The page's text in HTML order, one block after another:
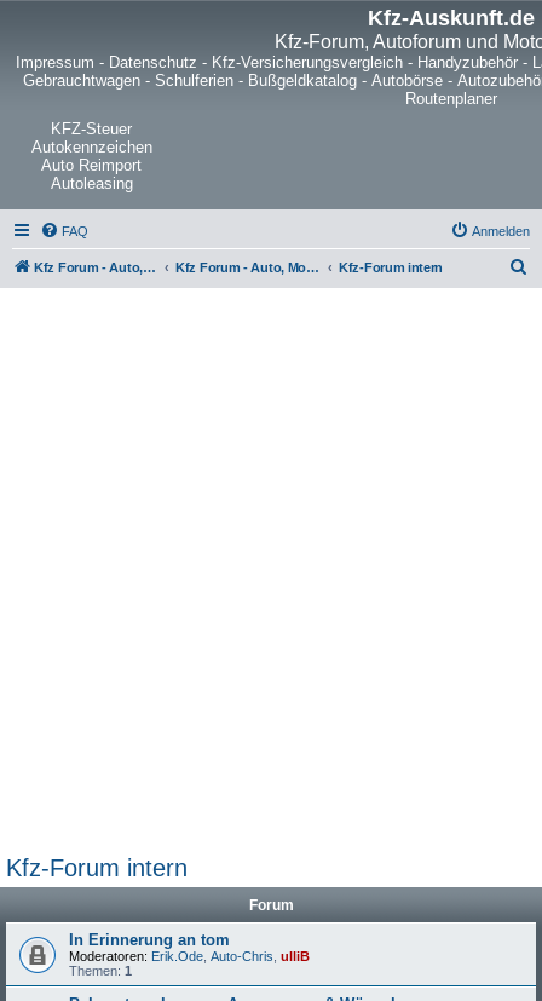
Kfz-Auskunft.de
Kfz-Forum, Autoforum und
Impressum - Datenschutz - Kfz-Versicherungsvergleich - Handyzubehör -
Gebrauchtwagen- Schulferien- Bußgeldkatalog- Autobörse-
Routenplaner
KFZ-Steuer
Autokennzeichen
Auto Reimport
Autoleasing
FAQ Anmelden
Kfz Forum - Auto, Motorrad und LKW Kfz Forum - Auto, Motorrad und LKW Kfz-Forum intern
Kfz-Forum intern
Forum
In Erinnerung an tom
Moderatoren: Erik.Ode Auto-Chris ulliB
Themen: 1